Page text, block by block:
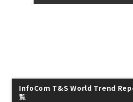
InfoCom T&S World Trend
覧